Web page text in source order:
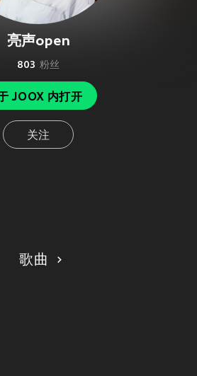
亮声open
803 粉丝
JOOX 内打开
关注
歌曲